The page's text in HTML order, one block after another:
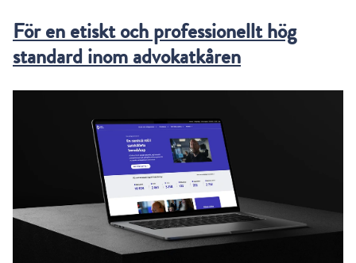
För en etiskt och professionellt hög
standard inom advokatkåren